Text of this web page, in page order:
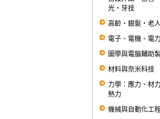
光‧牙技
高齡‧銀髮‧老
電子、電機、電
圖學與電腦輔助
材料與奈米科技
力學：應力、材
熱力
機械與自動化工程